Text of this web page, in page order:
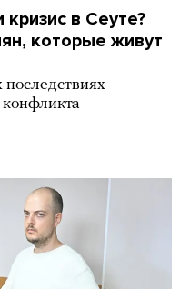
в Сеуте?
которые живут